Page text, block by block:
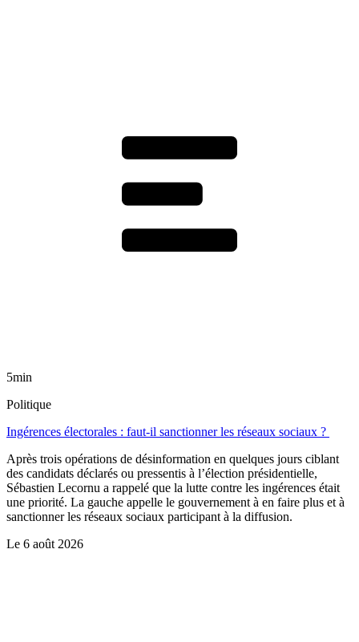
5min
Politique
Ingérences électorales : faut-il sanctionner les réseaux sociaux ?
Après trois opérations de désinformation en quelques jours ciblant
des candidats déclarés ou pressentis à l’élection présidentielle,
Sébastien Lecornu a rappelé que la lutte contre les ingérences était
une priorité. La gauche appelle le gouvernement à en faire plus et à
sanctionner les réseaux sociaux participant à la diffusion.
Le 6 août 2026